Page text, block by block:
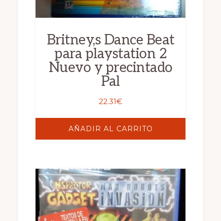
Britney,s Dance Beat
para playstation 2
Nuevo y precintado
Pal
22.31€
AÑADIR AL CARRITO